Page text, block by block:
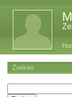
Zoeken